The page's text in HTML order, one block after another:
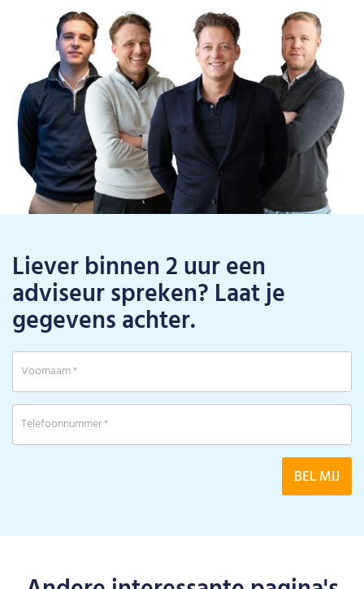
Liever binnen 2 uur een
adviseur spreken? Laat je
gegevens achter.